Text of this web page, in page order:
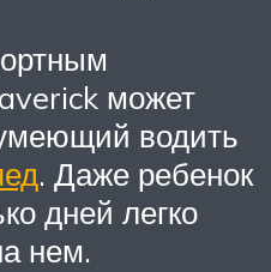
может
водить
. Даже ребенок
дней легко
нем.